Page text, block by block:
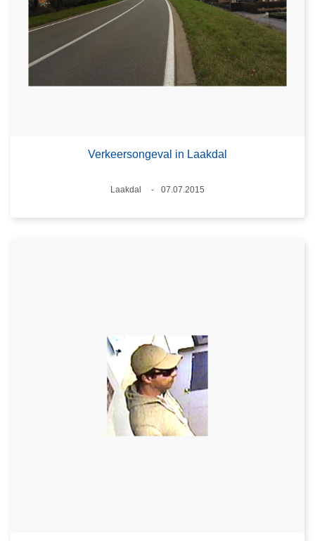
Verkeersongeval in Laakdal
Plaats
Laakdal
07.07.2015